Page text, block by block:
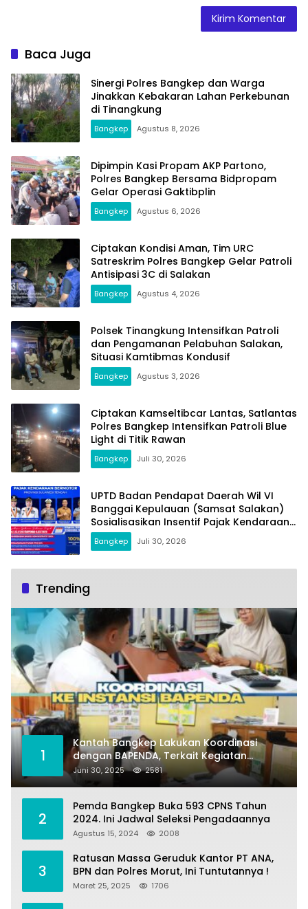
Baca Juga
Sinergi Polres Bangkep dan Warga
Jinakkan Kebakaran Lahan Perkebunan
di Tinangkung
Bangkep Agustus 8, 2026
Dipimpin Kasi Propam AKP Partono,
Polres Bangkep Bersama Bidpropam
Gelar Operasi Gaktibplin
Bangkep Agustus 6, 2026
Ciptakan Kondisi Aman, Tim URC
Satreskrim Polres Bangkep Gelar Patroli
Antisipasi 3C di Salakan
Bangkep Agustus 4, 2026
Polsek Tinangkung Intensifkan Patroli
dan Pengamanan Pelabuhan Salakan,
Situasi Kamtibmas Kondusif
Bangkep Agustus 3, 2026
Ciptakan Kamseltibcar Lantas, Satlantas
Polres Bangkep Intensifkan Patroli Blue
Light di Titik Rawan
Bangkep Juli 30, 2026
UPTD Badan Pendapat Daerah Wil VI
Banggai Kepulauan (Samsat Salakan)
Sosialisasikan Insentif Pajak Kendaraan
Bermotor Sulteng
Bangkep Juli 30, 2026
Trending
1
Kantah Bangkep Lakukan Koordinasi
dengan BAPENDA, Terkait Kegiatan
Fasilitasi Penilaian Tanah dan Ekonomi
Pertanahan
Juni 30, 2025 2581
2
Pemda Bangkep Buka 593 CPNS Tahun
2024. Ini Jadwal Seleksi Pengadaannya
Agustus 15, 2024 2008
3
Ratusan Massa Geruduk Kantor PT ANA,
BPN dan Polres Morut, Ini Tuntutannya !
Maret 25, 2025 1706